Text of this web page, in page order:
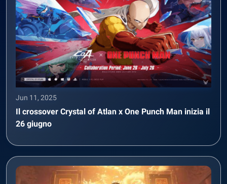
Jun 11, 2025
Il crossover Crystal of Atlan x One Punch Man inizia il
26 giugno